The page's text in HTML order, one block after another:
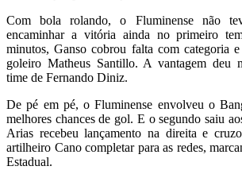
Com bola rolando, o Fluminense não
encaminhar a vitória ainda no primeiro
minutos, Ganso cobrou falta com categoria
goleiro Matheus Santillo. A vantagem deu
time de Fernando Diniz.
De pé em pé, o Fluminense envolveu o
melhores chances de gol. E o segundo saiu
Arias recebeu lançamento na direita e
artilheiro Cano completar para as redes,
Estadual.